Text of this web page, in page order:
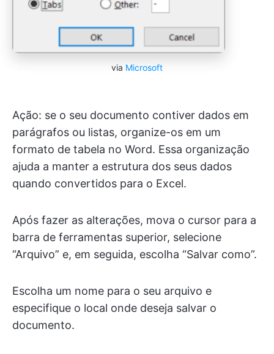
via Microsoft
Ação: se o seu documento contiver dados em
parágrafos ou listas, organize-os em um
formato de tabela no Word. Essa organização
ajuda a manter a estrutura dos seus dados
quando convertidos para o Excel.
Após fazer as alterações, mova o cursor para a
barra de ferramentas superior, selecione
“Arquivo” e, em seguida, escolha “Salvar como”.
Escolha um nome para o seu arquivo e
especifique o local onde deseja salvar o
documento.